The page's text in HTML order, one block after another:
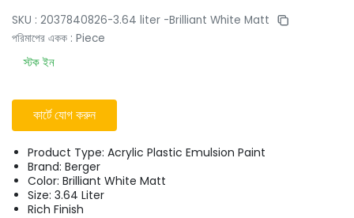
SKU : 2037840826-3.64 liter -Brilliant White Matt
পরিমাপের একক : Piece
স্টক ইন
কার্টে যোগ করুন
Product Type: Acrylic Plastic Emulsion Paint
Brand: Berger
Color: Brilliant White Matt
Size: 3.64 Liter
Rich Finish